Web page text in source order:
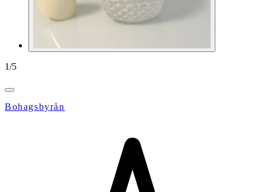
1/5
Bohagsbyrån